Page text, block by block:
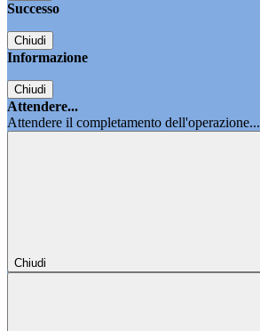
Successo
Chiudi
Informazione
Chiudi
Attendere...
Attendere il completamento dell'operazione...
Chiudi